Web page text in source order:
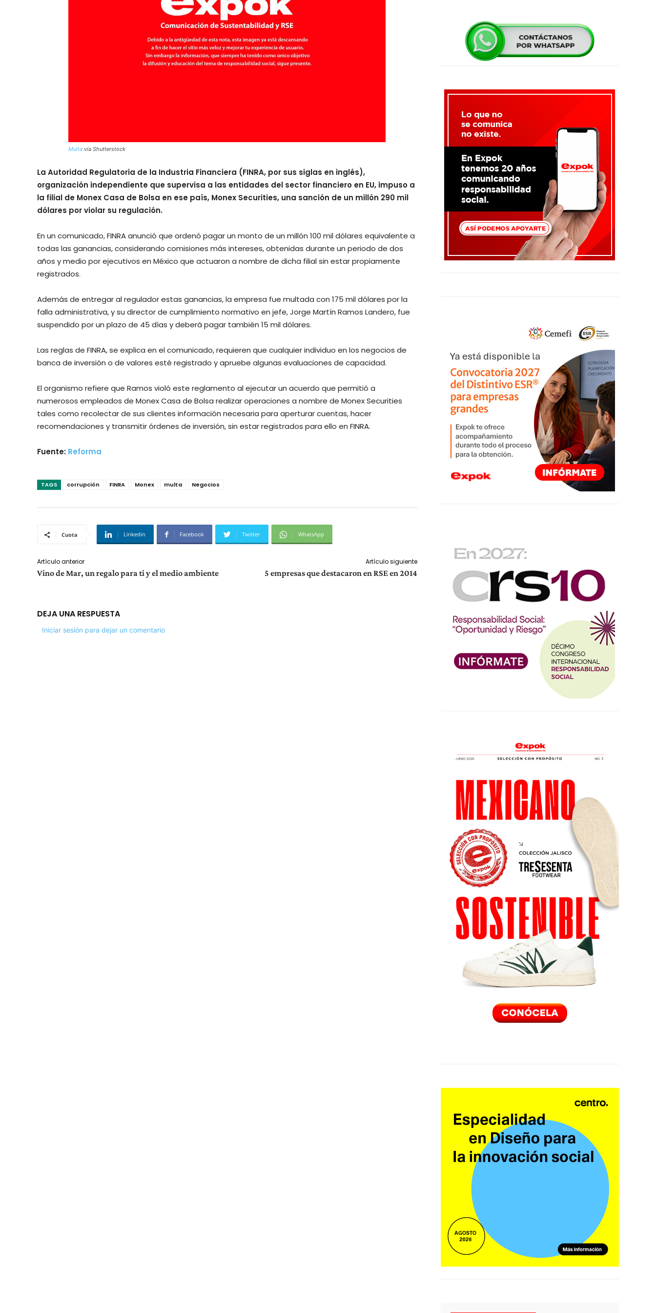
Multa vía Shutterstock
La Autoridad Regulatoria de la Industria Financiera (FINRA, por sus siglas en inglés),
organización independiente que supervisa a las entidades del sector financiero en EU, impuso a
la filial de Monex Casa de Bolsa en ese país, Monex Securities, una sanción de un millón 290 mil
dólares por violar su regulación.
En un comunicado, FINRA anunció que ordenó pagar un monto de un millón 100 mil dólares equivalente a
todas las ganancias, considerando comisiones más intereses, obtenidas durante un periodo de dos
años y medio por ejecutivos en México que actuaron a nombre de dicha filial sin estar propiamente
registrados.
Además de entregar al regulador estas ganancias, la empresa fue multada con 175 mil dólares por la
falla administrativa, y su director de cumplimiento normativo en jefe, Jorge Martín Ramos Landero, fue
suspendido por un plazo de 45 días y deberá pagar también 15 mil dólares.
Las reglas de FINRA, se explica en el comunicado, requieren que cualquier individuo en los negocios de
banca de inversión o de valores esté registrado y apruebe algunas evaluaciones de capacidad.
El organismo refiere que Ramos violó este reglamento al ejecutar un acuerdo que permitió a
numerosos empleados de Monex Casa de Bolsa realizar operaciones a nombre de Monex Securities
tales como recolectar de sus clientes información necesaria para aperturar cuentas, hacer
recomendaciones y transmitir órdenes de inversión, sin estar registrados para ello en FINRA.
Fuente: Reforma
TAGS corrupción FINRA Monex multa Negocios
Cuota Linkedin Facebook Twitter WhatsApp
Artículo anterior
Vino de Mar, un regalo para ti y el medio ambiente
Artículo siguiente
5 empresas que destacaron en RSE en 2014
DEJA UNA RESPUESTA
Iniciar sesión para dejar un comentario